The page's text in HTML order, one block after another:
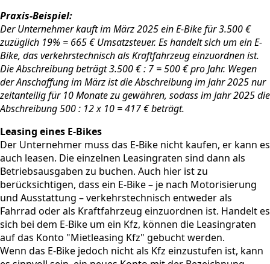
Praxis-Beispiel:
Der Unternehmer kauft im März 2025 ein E-Bike für 3.500 €
zuzüglich 19% = 665 € Umsatzsteuer. Es handelt sich um ein E-
Bike, das verkehrstechnisch als Kraftfahrzeug einzuordnen ist.
Die Abschreibung beträgt 3.500 € : 7 = 500 € pro Jahr. Wegen
der Anschaffung im März ist die Abschreibung im Jahr 2025 nur
zeitanteilig für 10 Monate zu gewähren, sodass im Jahr 2025 die
Abschreibung 500 : 12 x 10 = 417 € beträgt.
Leasing eines E-Bikes
Der Unternehmer muss das E-Bike nicht kaufen, er kann es
auch leasen. Die einzelnen Leasingraten sind dann als
Betriebsausgaben zu buchen. Auch hier ist zu
berücksichtigen, dass ein E-Bike – je nach Motorisierung
und Ausstattung – verkehrstechnisch entweder als
Fahrrad oder als Kraftfahrzeug einzuordnen ist. Handelt es
sich bei dem E-Bike um ein Kfz, können die Leasingraten
auf das Konto "Mietleasing Kfz" gebucht werden.
Wenn das E-Bike jedoch nicht als Kfz einzustufen ist, kann